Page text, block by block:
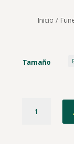
Inicio /
Tamaño
funerarios